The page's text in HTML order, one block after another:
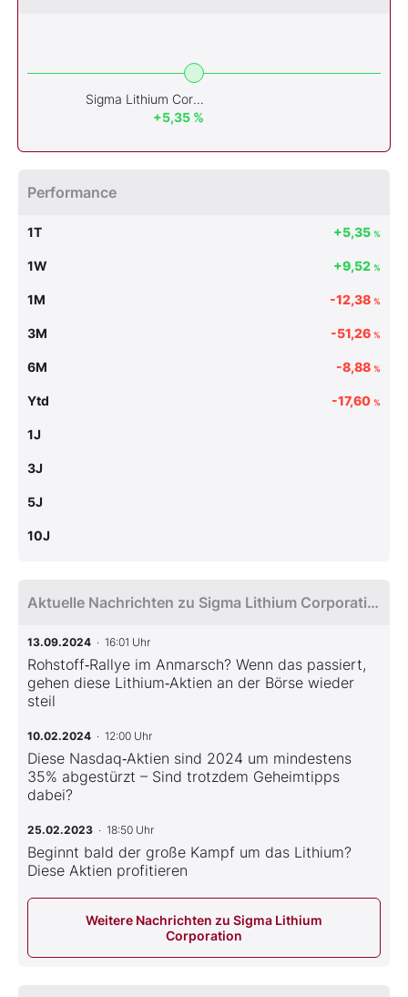
Sigma Lithium Corporation
+5,35 %
Performance
1T +5,35 %
1W +9,52 %
1M -12,38 %
3M -51,26 %
6M -8,88 %
Ytd -17,60 %
1J
3J
5J
10J
Aktuelle Nachrichten zu Sigma Lithium Corporation
13.09.2024 · 16:01 Uhr
Rohstoff‑Rallye im Anmarsch? Wenn das passiert,
gehen diese Lithium‑Aktien an der Börse wieder
steil
10.02.2024 · 12:00 Uhr
Diese Nasdaq‑Aktien sind 2024 um mindestens
35% abgestürzt – Sind trotzdem Geheimtipps
dabei?
25.02.2023 · 18:50 Uhr
Beginnt bald der große Kampf um das Lithium?
Diese Aktien profitieren
Weitere Nachrichten zu Sigma Lithium
Corporation